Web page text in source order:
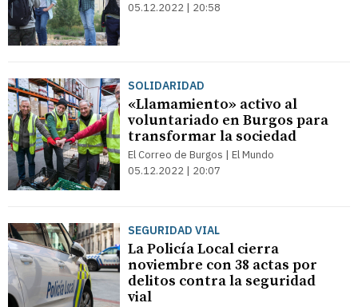
05.12.2022 | 20:58
SOLIDARIDAD
«Llamamiento» activo al
voluntariado en Burgos para
transformar la sociedad
El Correo de Burgos | El Mundo
05.12.2022 | 20:07
SEGURIDAD VIAL
La Policía Local cierra
noviembre con 38 actas por
delitos contra la seguridad
vial